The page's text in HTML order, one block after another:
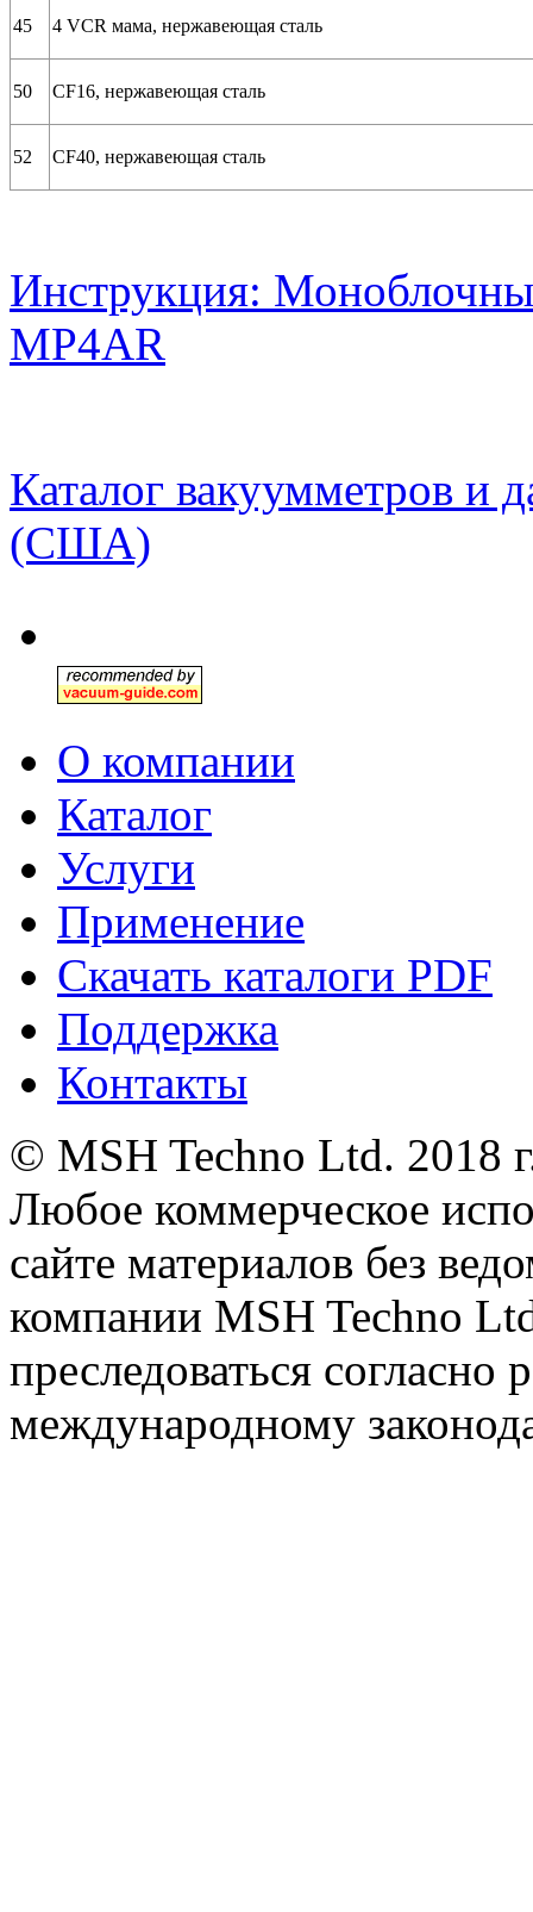
45 4 VCR мама, нержавеющая сталь
50 CF16, нержавеющая сталь
52 CF40, нержавеющая сталь
Инструкция:
MP4AR
Каталог вакуумметров и
(США)
О компании
Каталог
Услуги
Применение
Скачать каталоги PDF
Поддержка
Контакты
© MSH Techno Ltd. 2018
Любое коммерческое
сайте материалов без
компании MSH Techno
преследоваться согласно
международному